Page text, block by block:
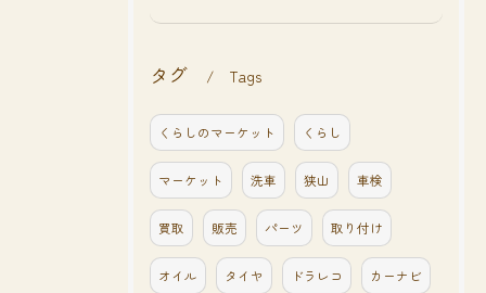
タグ Tags
くらしのマーケット くらし
マーケット 洗車 狭山 車検
買取 販売 パーツ 取り付け
オイル タイヤ ドラレコ カーナビ